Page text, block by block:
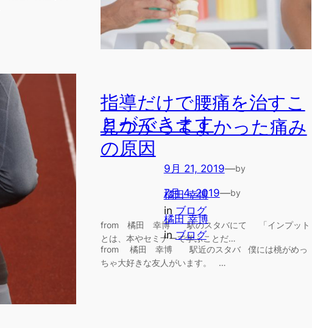
指導だけで腰痛を治すこ
とができます
9月 21, 2019—by
橘田 幸博
in ブログ
from 橘田 幸博 駅のスタバにて 「インプット
とは、本やセミナーで学ぶことだ…
見つかってよかった痛み
の原因
7月 4, 2019—by
橘田 幸博
inブログ
from 橘田 幸博 駅近のスタバ 僕には桃がめっ
ちゃ大好きな友人がいます。 …